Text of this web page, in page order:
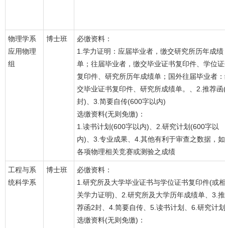
物理学系
应用物理
组
博士班
必缴资料：
1.学力证明：应届毕业者，缴交研究所历年成绩
单；往届毕业者，缴交毕业证书复印件、学位
复印件、研究所历年成绩单；国外往届毕业者
交毕业证书复印件、研究所成绩单。、2.推荐
封)、3.简要自传(600字以内)
选缴资料(无则免缴)：
1.读书计划(600字以内)、2.研究计划(600字以
内)、3.专业成果、4.其他有利于审查之数据，如
各项物理相关竞赛或测验之成绩
工程与系
统科学系
博士班
必缴资料：
1.研究所及大学毕业证书与学位证书复印件(或
关学力证明)、2.研究所及大学历年成绩单、3.推
荐函2封、4.简要自传、5.读书计划、6.研究计划
选缴资料(无则免缴)：